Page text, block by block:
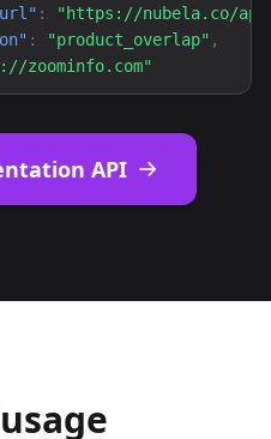
:
"https://nubela.co/api/
: "product_overlap" ,
zoominfo.com"
"https://nubela.co/api/
: "product_overlap"
: "product_overlap",
: "https://nubela.co/api/
API